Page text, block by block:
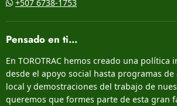
+507 6738-1753
Pensado en ti...
En TOROTRAC hemos creado una política
desde el apoyo social hasta programas
local y demostraciones del trabajo de
queremos que formes parte de esta gran